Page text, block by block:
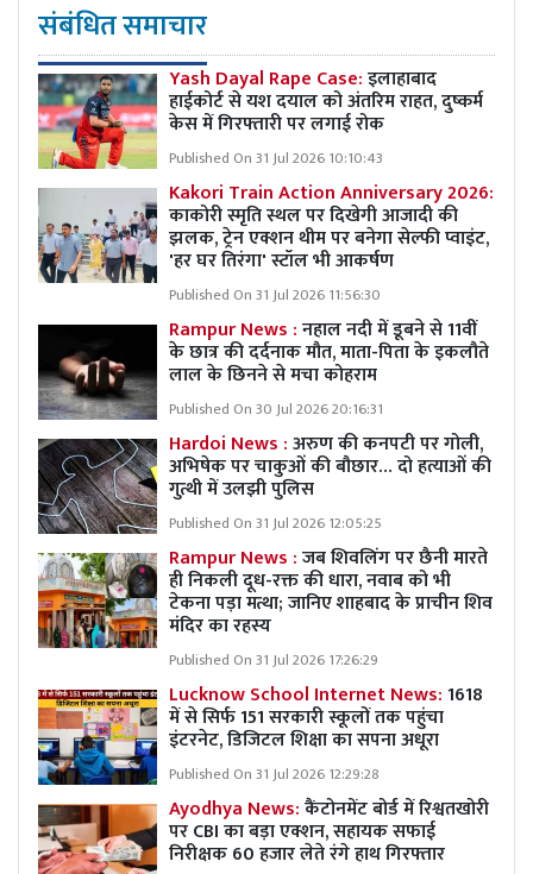
संबंधित समाचार
Yash Dayal Rape Case:इलाहाबाद
हाईकोर्ट से यश दयाल को अंतरिम राहत, दुष्कर्म
केस में गिरफ्तारी पर लगाई रोक
Published On 31 Jul 2026 10:10:43
Kakori Train Action Anniversary 2026:
काकोरी स्मृति स्थल पर दिखेगी आजादी की
झलक, ट्रेन एक्शन थीम पर बनेगा सेल्फी प्वाइंट,
'हर घर तिरंगा' स्टॉल भी आकर्षण
Published On 31 Jul 2026 11:56:30
Rampur News :नहाल नदी में डूबने से 11वीं
के छात्र की दर्दनाक मौत, माता-पिता के इकलौते
लाल के छिनने से मचा कोहराम
Published On 30 Jul 2026 20:16:31
Hardoi News :अरुण की कनपटी पर गोली,
अभिषेक पर चाकुओं की बौछार… दो हत्याओं की
गुत्थी में उलझी पुलिस
Published On 31 Jul 2026 12:05:25
Rampur News :जब शिवलिंग पर छैनी मारते
ही निकली दूध-रक्त की धारा, नवाब को भी
टेकना पड़ा मत्था; जानिए शाहबाद के प्राचीन शिव
मंदिर का रहस्य
Published On 31 Jul 2026 17:26:29
Lucknow School Internet News:1618
में से सिर्फ 151 सरकारी स्कूलों तक पहुंचा
इंटरनेट, डिजिटल शिक्षा का सपना अधूरा
Published On 31 Jul 2026 12:29:28
Ayodhya News:कैंटोनमेंट बोर्ड में रिश्वतखोरी
पर CBI का बड़ा एक्शन, सहायक सफाई
निरीक्षक 60 हजार लेते रंगे हाथ गिरफ्तार